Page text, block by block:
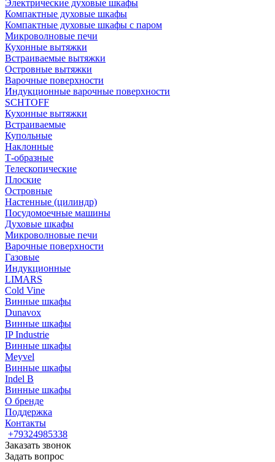
Электрические духовые шкафы
Компактные духовые шкафы
Компактные духовые шкафы с паром
Микроволновые печи
Кухонные вытяжки
Встраиваемые вытяжки
Островные вытяжки
Варочные поверхности
Индукционные варочные поверхности
SCHTOFF
Кухонные вытяжки
Встраиваемые
Купольные
Наклонные
Т-образные
Телескопические
Плоские
Островные
Настенные (цилиндр)
Посудомоечные машины
Духовые шкафы
Микроволновые печи
Варочные поверхности
Газовые
Индукционные
LIMARS
Cold Vine
Винные шкафы
Dunavox
Винные шкафы
IP Industrie
Винные шкафы
Meyvel
Винные шкафы
Indel B
Винные шкафы
О бренде
Поддержка
Контакты
+79324985338
Заказать звонок
Задать вопрос